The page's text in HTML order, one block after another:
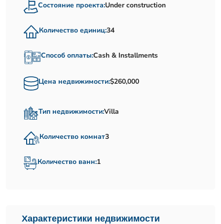
Состояние проекта:Under construction
Количество единиц:34
Способ оплаты:Cash & Installments
Цена недвижимости:$260,000
Тип недвижимости:Villa
Количество комнат3
Количество ванн:1
Характеристики недвижимости